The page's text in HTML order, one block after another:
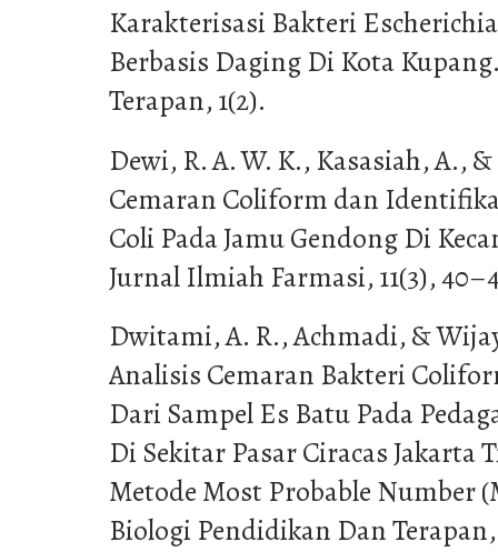
Karakterisasi Bakteri
Berbasis Daging Di Kota
Terapan, 1(2).
Dewi, R. A. W. K., Kasasiah, A.,
Cemaran Coliform dan
Coli Pada Jamu Gendong Di
Jurnal Ilmiah Farmasi, 11(3),
Dwitami, A. R., Achmadi, &
Analisis Cemaran Bakteri
Dari Sampel Es Batu Pada
Di Sekitar Pasar Ciracas
Metode Most Probable Number
Biologi Pendidikan Dan Terapan,